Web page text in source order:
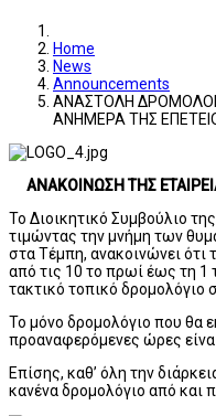
Home
News
Announcements
ΑΝΑΣΤΟΛΗ
ΑΝΗΜΕΡΑ ΤΗΣ
ΑΝΑΚΟΙΝΩΣΗ ΤΗΣ
Το Διοικητικό Συμβούλιο
τιμώντας την μνήμη των
στα Τέμπη, ανακοινώνει
από τις 10 το πρωί έως τη 1
τακτικό τοπικό δρομολόγιο
Το μόνο δρομολόγιο που θα
προαναφερόμενες ώρες
Επίσης, καθ’ όλη την
κανένα δρομολόγιο από και